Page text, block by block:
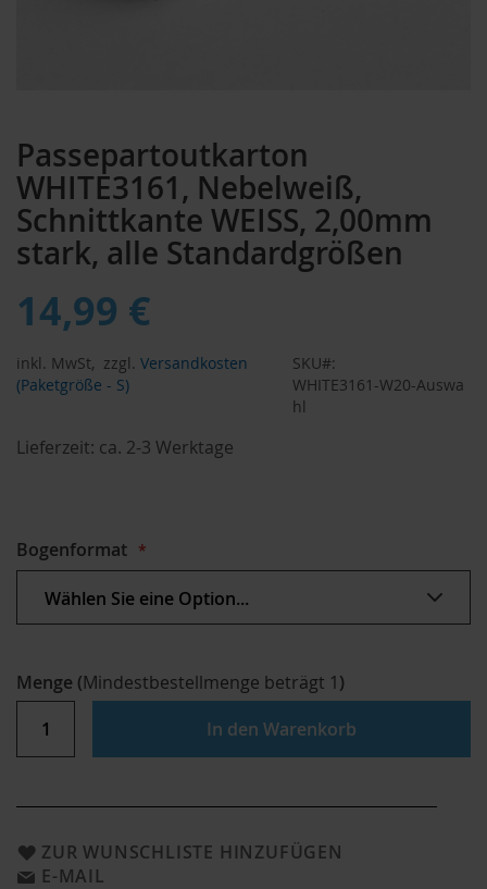
Passepartoutkarton
WHITE3161, Nebelweiß,
Schnittkante WEISS, 2,00mm
stark, alle Standardgrößen
14,99 €
inkl. MwSt, zzgl. Versandkosten
(Paketgröße - S)
SKU
WHITE3161-W20-Auswa
hl
Lieferzeit: ca. 2-3 Werktage
Bogenformat
Menge (Mindestbestellmenge beträgt 1)
In den Warenkorb
ZUR WUNSCHLISTE HINZUFÜGEN
E-MAIL
der
Bildergalerie
springen